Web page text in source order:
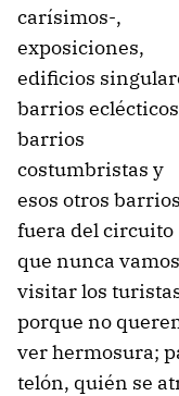
carísimos-,
exposiciones,
edificios
barrios
barrios
costumbristas y
esos otros barrios
fuera del circuito
que nunca
visitar los
porque no
ver hermosura;
telón, quién se